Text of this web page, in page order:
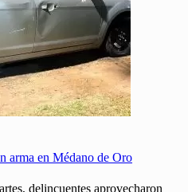
arma en Médano de Oro
delincuentes aprovecharon